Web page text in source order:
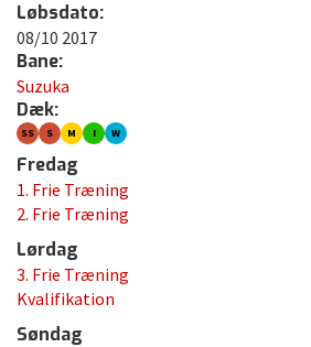
Løbsdato:
08/10 2017
Bane:
Suzuka
Dæk:
SS S M I W
Fredag
1. Frie Træning
2. Frie Træning
Lørdag
3. Frie Træning
Kvalifikation
Søndag